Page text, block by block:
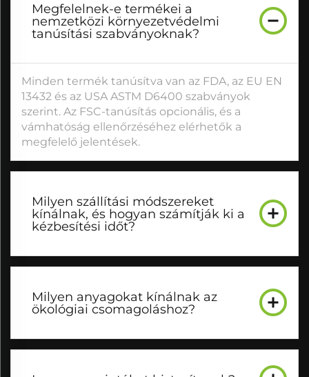
Megfelelnek-e termékei a
nemzetközi környezetvédelmi
tanúsítási szabványoknak?
Minden termék tanúsítva van az FDA, az EU EN
13432 és az USA ASTM D6400 szabványok
szerint. Az FSC-tanúsítás opcionális, és a
vámhatóság ellenőrzéséhez elérhetők a
megfelelő jelentések.
Milyen szállítási módszereket
kínálnak, és hogyan számítják ki a
kézbesítési időt?
Milyen anyagokat kínálnak az
ökológiai csomagoláshoz?